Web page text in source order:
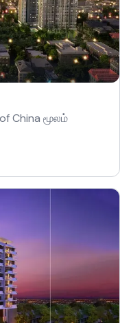
China மூலம்